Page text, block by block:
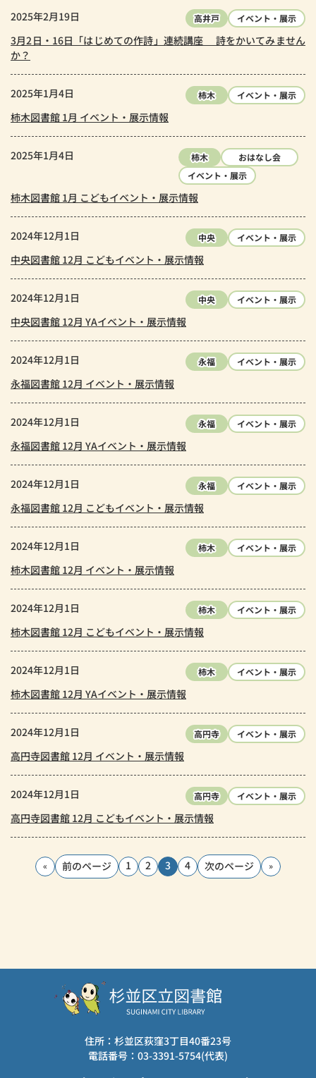
2025年2月19日 高井戸 イベント・展示
3月2日・16日「はじめての作詩」連続講座 詩をかいてみません
か？
2025年1月4日 柿木 イベント・展示
柿木図書館 1月 イベント・展示情報
2025年1月4日 柿木
おはなし会
イベント・展示
柿木図書館 1月 こどもイベント・展示情報
2024年12月1日 中央 イベント・展示
中央図書館 12月 こどもイベント・展示情報
2024年12月1日 中央 イベント・展示
中央図書館 12月 YAイベント・展示情報
2024年12月1日 永福 イベント・展示
永福図書館 12月 イベント・展示情報
2024年12月1日 永福 イベント・展示
永福図書館 12月 YAイベント・展示情報
2024年12月1日 永福 イベント・展示
永福図書館 12月 こどもイベント・展示情報
2024年12月1日 柿木 イベント・展示
柿木図書館 12月 イベント・展示情報
2024年12月1日 柿木 イベント・展示
柿木図書館 12月 こどもイベント・展示情報
2024年12月1日 柿木 イベント・展示
柿木図書館 12月 YAイベント・展示情報
2024年12月1日 高円寺 イベント・展示
高円寺図書館 12月 イベント・展示情報
2024年12月1日 高円寺 イベント・展示
高円寺図書館 12月 こどもイベント・展示情報
« 前のページ 1 2 3 4 次のページ »
住所：杉並区荻窪3丁目40番23号
電話番号：03-3391-5754(代表)